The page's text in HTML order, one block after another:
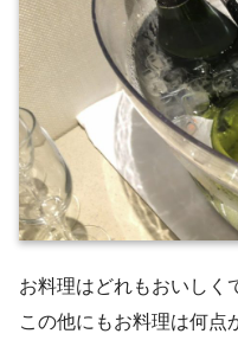
お料理はどれもおいしく
この他にもお料理は何点